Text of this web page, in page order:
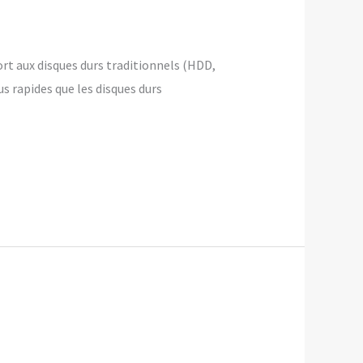
aux disques durs traditionnels (HDD,
rapides que les disques durs